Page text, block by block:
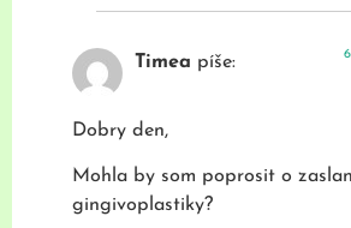
Timea píše:
Dobry den,
Mohla by som poprosit o
gingivoplastiky?